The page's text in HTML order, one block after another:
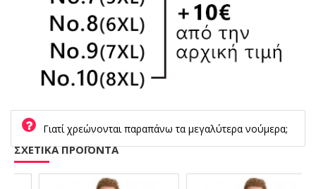
Γιατί χρεώνονται παραπάνω τα μεγαλύτερα νούμερα;
ΣΧΕΤΙΚΑ ΠΡΟΪΟΝΤΑ